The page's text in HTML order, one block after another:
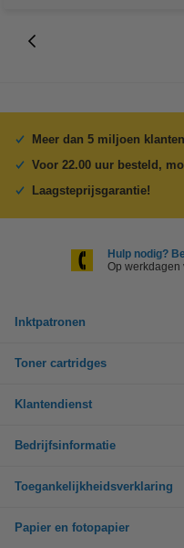
Meer dan 5 miljoen
Voor 22.00 uur besteld,
Laagsteprijsgarantie!
Hulp nodig?
Op werkdagen
Inktpatronen
Toner cartridges
Klantendienst
Bedrijfsinformatie
Toegankelijkheidsverklaring
Papier en fotopapier